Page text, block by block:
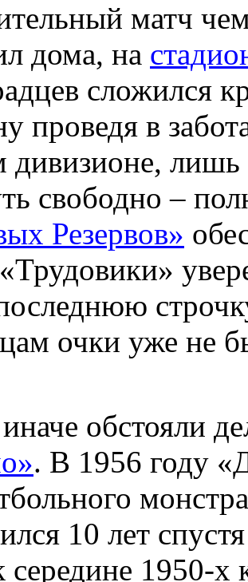
матч
дома, на
сложился
проведя в
дивизионе,
свободно –
Резервов»
очки уже не
обстояли
. В 1956 году
10 лет
середине 1950-х